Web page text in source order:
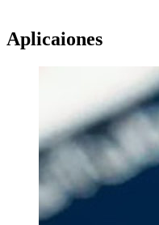
Aplicaiones